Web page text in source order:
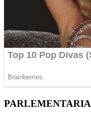
PARLEMENTARIA